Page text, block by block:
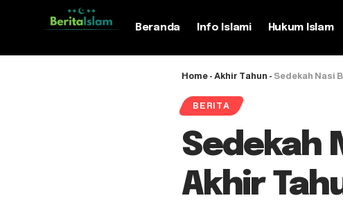
Beranda Info Islami Hukum Islam
Home - Akhir Tahun - Sedekah Nasi
BERITA
Sedekah
Akhir